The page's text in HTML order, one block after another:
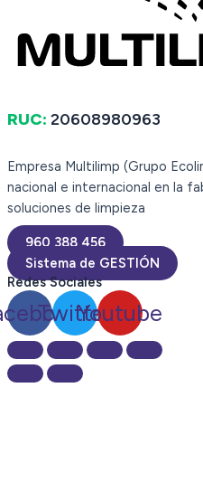
RUC: 20608980963
Empresa Multilimp (Grupo
nacional e internacional en la
soluciones de limpieza
960 388 456
Sistema de GESTIÓN
Redes Sociales
TwitterYoutube